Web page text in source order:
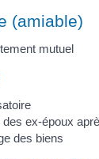
(amiable)
mutuel
ex-époux
des biens